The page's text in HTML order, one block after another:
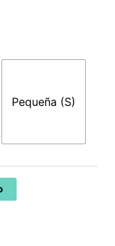
Pequeña (S)